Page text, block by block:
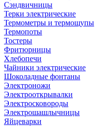
Сэндвичницы
Терки электрические
Термометры и термощупы
Термопоты
Тостеры
Фритюрницы
Хлебопечи
Чайники электрические
Шоколадные фонтаны
Электроножи
Электрооткрывалки
Электросковороды
Электрошашлычницы
Яйцеварки